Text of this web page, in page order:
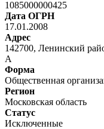
1085000000425
Дата ОГРН
17.01.2008
Адрес
142700, Ленинский
А
Форма
Общественная
Регион
Московская область
Статус
Исключенные